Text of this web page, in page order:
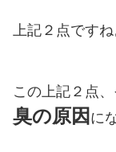
上記２点ですね
この上記２点
臭の原因 に